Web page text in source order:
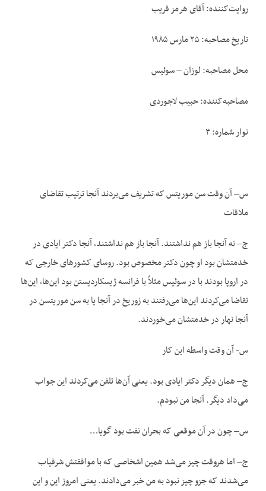
روایت‌کننده: آقای هرمز قریب
تاریخ مصاحبه: ۲۵ مارس ۱۹۸۵
محل مصاحبه: لوزان – سوئیس
مصاحبه‌کننده: حبیب لاجوردی
نوار شماره: ۳
س– آن وقت سن موریتس که تشریف می‌بردند آنجا ترتیب تقاضای
ملاقات
ج– نه آنجا باز هم نداشتند. آنجا باز هم نداشتند، آنجا دکتر ایادی در
خدمتشان بود او چون دکتر مخصوص بود. روسای کشورهای خارجی که
در اروپا بودند با در سوئیس مثلاً با فرانسه ژیسکاردیستن بود این‌ها، این‌ها
تقاضا می‌کردند این‌ها می‌رفتند به زوریخ در آنجا یا به سن موریتسن در
آنجا نهار در خدمتشان می‌خوردند.
س- آن وقت واسطه این کار
ج– همان دیگر دکتر ایادی بود. یعنی آن‌ها تلفن می‌کردند این جواب
می‌داد دیگر. آنجا من نبودم.
س– چون در آن موقعی که بحران نفت بود گویا…
ج– اما هروقت چیز می‌شد همین اشخاصی که با موافقتش شرفیاب
می‌شدند که جزو چیز نبود به من خبر می‌دادند. یعنی امروز این و این